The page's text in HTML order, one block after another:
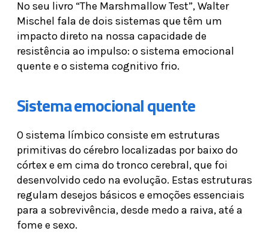
No seu livro “The Marshmallow Test”, Walter
Mischel fala de dois sistemas que têm um
impacto direto na nossa capacidade de
resistência ao impulso: o sistema emocional
quente e o sistema cognitivo frio.
Sistema emocional quente
O sistema límbico consiste em estruturas
primitivas do cérebro localizadas por baixo do
córtex e em cima do tronco cerebral, que foi
desenvolvido cedo na evolução. Estas estruturas
regulam desejos básicos e emoções essenciais
para a sobrevivência, desde medo a raiva, até a
fome e sexo.